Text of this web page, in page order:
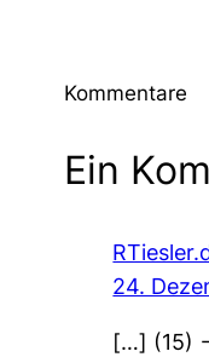
Kommentare
Ein
24.
[…] (15) -